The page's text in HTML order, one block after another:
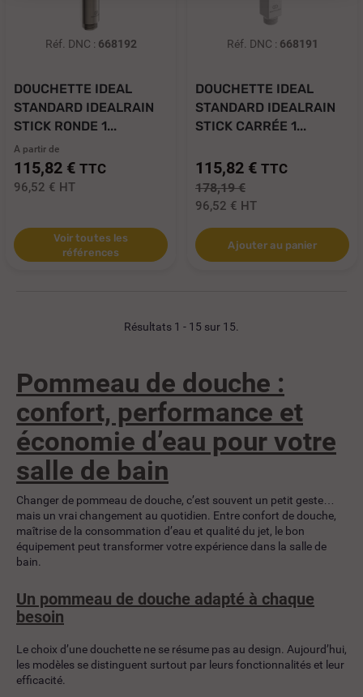
Réf. DNC : 668192
DOUCHETTE IDEAL
STANDARD IDEALRAIN
STICK RONDE 1...
A partir de
115,82 € TTC
96,52 € HT
Voir toutes les
références
Réf. DNC : 668191
DOUCHETTE IDEAL
STANDARD IDEALRAIN
STICK CARRÉE 1...
115,82 € TTC
178,19 €
96,52 € HT
Ajouter au panier
Résultats 1 - 15 sur 15.
Pommeau de douche :
confort, performance et
économie d’eau pour votre
salle de bain
Changer de pommeau de douche, c’est souvent un petit geste…
mais un vrai changement au quotidien. Entre confort de douche,
maîtrise de la consommation d’eau et qualité du jet, le bon
équipement peut transformer votre expérience dans la salle de
bain.
Un pommeau de douche adapté à chaque
besoin
Le choix d’une douchette ne se résume pas au design. Aujourd’hui,
les modèles se distinguent surtout par leurs fonctionnalités et leur
efficacité.